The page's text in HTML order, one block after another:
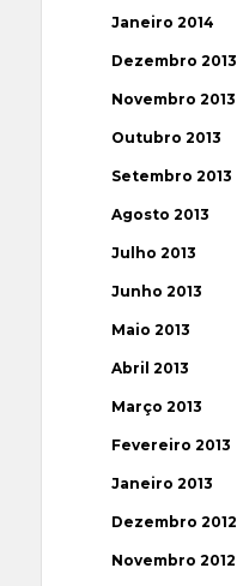
Janeiro 2014
Dezembro 2013
Novembro 2013
Outubro 2013
Setembro 2013
Agosto 2013
Julho 2013
Junho 2013
Maio 2013
Abril 2013
Março 2013
Fevereiro 2013
Janeiro 2013
Dezembro 2012
Novembro 2012